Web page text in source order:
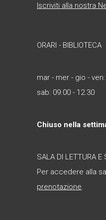
Iscriviti alla nostra
ORARI - BIBLIOTECA
mar - mer - gio -
sab: 09.00 - 12.30
Chiuso nella
SALA DI LETTURA E
Per accedere alla
prenotazione